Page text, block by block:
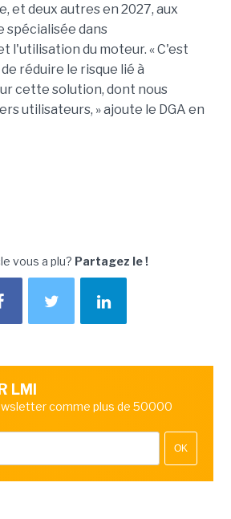
et deux autres en 2027, aux
spécialisée dans
l'utilisation du moteur. « C'est
réduire le risque lié à
cette solution, dont nous
utilisateurs, » ajoute le DGA en
vous a plu? Partagez le !
LMI
comme plus de 50000
OK